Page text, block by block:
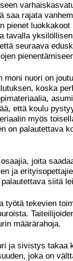
saa rajata
pienet
tavalla
seuraava
moni nuori on
koska
että koulu
myös
on palautettava
joita
ja
siitä
työtä tekevien
määrärahoja.
ja sivistys takaa
joka on